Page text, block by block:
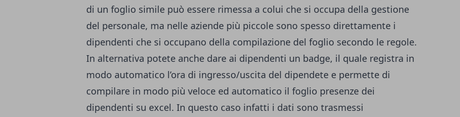
di un foglio simile può essere rimessa a colui che si occupa della gestione
del personale, ma nelle aziende più piccole sono spesso direttamente i
dipendenti che si occupano della compilazione del foglio secondo le regole.
In alternativa potete anche dare ai dipendenti un badge, il quale registra in
modo automatico l’ora di ingresso/uscita del dipendete e permette di
compilare in modo più veloce ed automatico il foglio presenze dei
dipendenti su excel. In questo caso infatti i dati sono trasmessi